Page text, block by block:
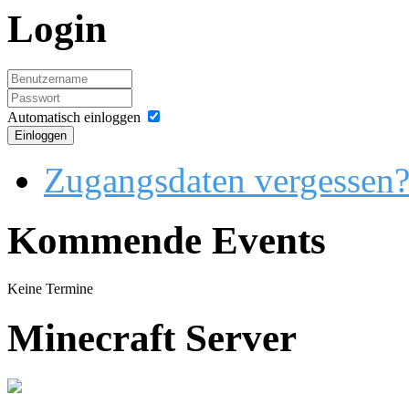
Login
Automatisch einloggen
Einloggen
Zugangsdaten vergessen?
Kommende Events
Keine Termine
Minecraft Server